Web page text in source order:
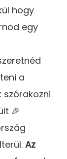
hogy
egy
a
🎉
Az